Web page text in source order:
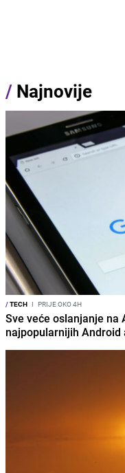
/ Najnovije
/TECH I PRIJE OKO 4H
Sve veće oslanjanje na
najpopularnijih Android